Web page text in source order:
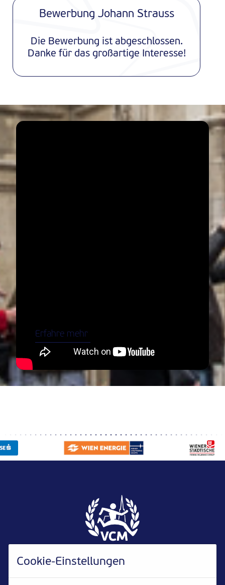
Bewerbung Johann Strauss
Die Bewerbung ist abgeschlossen.
Danke für das großartige Interesse!
Erfahre mehr
Cookie-Einstellungen